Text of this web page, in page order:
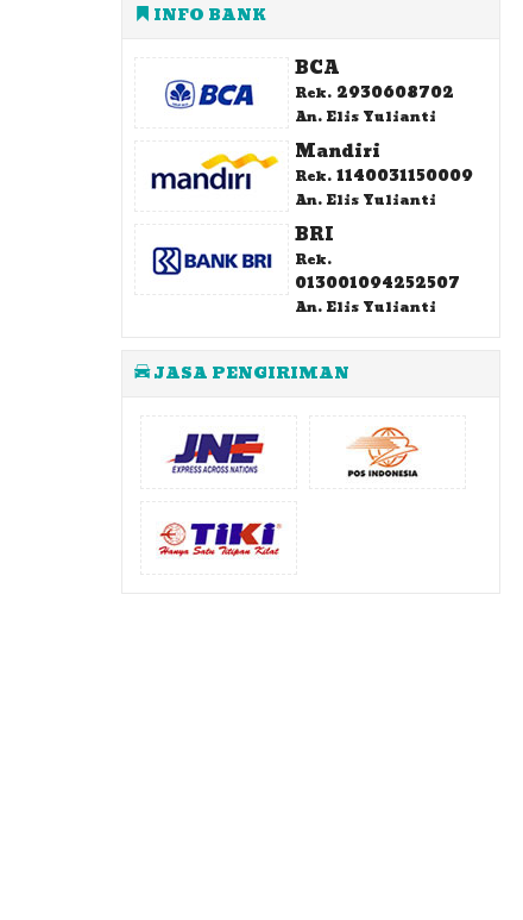
INFO BANK
BCA
Rek. 2930608702
An. Elis Yulianti
Mandiri
Rek.1140031150009
An. Elis Yulianti
BRI
Rek.
013001094252507
An. Elis Yulianti
JASA PENGIRIMAN